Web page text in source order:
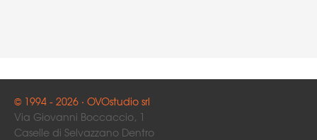
© 1994 - 2026 · OVOstudio srl
Via Giovanni Boccaccio, 1
Caselle di Selvazzano Dentro